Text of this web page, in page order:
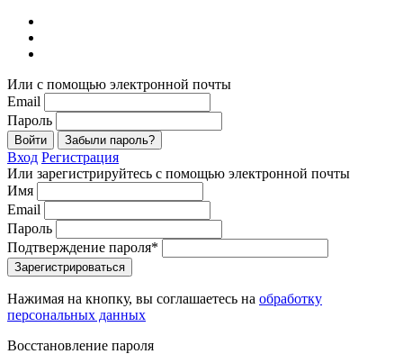
Или с помощью электронной почты
Email
Пароль
Войти Забыли пароль?
Вход Регистрация
Или зарегистрируйтесь с помощью электронной почты
Имя
Email
Пароль
Подтверждение пароля*
Зарегистрироваться
Нажимая на кнопку, вы соглашаетесь на обработку
персональных данных
Восстановление пароля